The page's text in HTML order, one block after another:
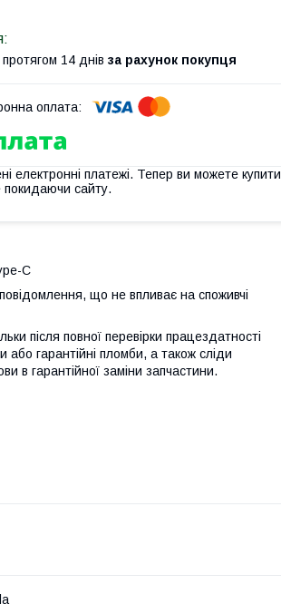
14 днів за рахунок покупця
електронні платежі. Тепер ви можете купити
покидаючи сайту.
C
що не впливає на споживчі
після повної перевірки працездатності
або гарантійні пломби, а також сліди
в гарантійної заміни запчастини.